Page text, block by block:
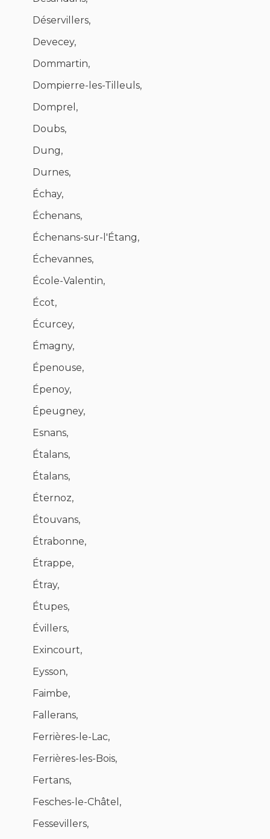
Déservillers,
Devecey,
Dommartin,
Dompierre-les-Tilleuls,
Domprel,
Doubs,
Dung,
Durnes,
Échay,
Échenans,
Échenans-sur-l'Étang,
Échevannes,
École-Valentin,
Écot,
Écurcey,
Émagny,
Épenouse,
Épenoy,
Épeugney,
Esnans,
Étalans,
Étalans,
Éternoz,
Étouvans,
Étrabonne,
Étrappe,
Étray,
Étupes,
Évillers,
Exincourt,
Eysson,
Faimbe,
Fallerans,
Ferrières-le-Lac,
Ferrières-les-Bois,
Fertans,
Fesches-le-Châtel,
Fessevillers,